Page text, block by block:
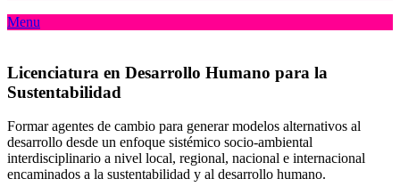
Menu
Licenciatura en Desarrollo Humano para la
Sustentabilidad
Formar agentes de cambio para generar modelos alternativos al
desarrollo desde un enfoque sistémico socio-ambiental
interdisciplinario a nivel local, regional, nacional e internacional
encaminados a la sustentabilidad y al desarrollo humano.